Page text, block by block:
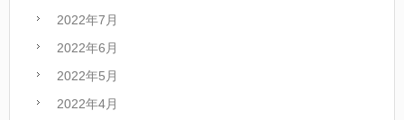
2022年7月
2022年6月
2022年5月
2022年4月